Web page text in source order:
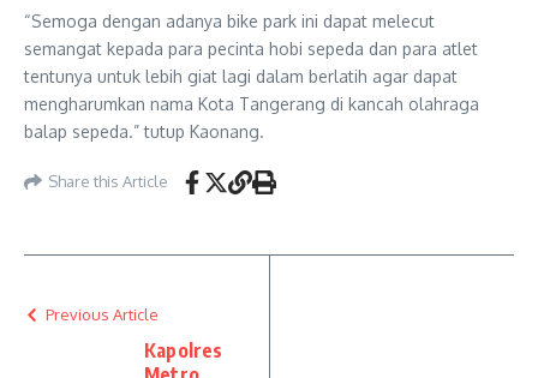
“Semoga dengan adanya bike park ini dapat melecut
semangat kepada para pecinta hobi sepeda dan para atlet
tentunya untuk lebih giat lagi dalam berlatih agar dapat
mengharumkan nama Kota Tangerang di kancah olahraga
balap sepeda.” tutup Kaonang.
Share this Article
Previous Article
Kapolres